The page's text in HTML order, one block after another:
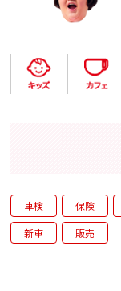
車検 保険
新車
販売